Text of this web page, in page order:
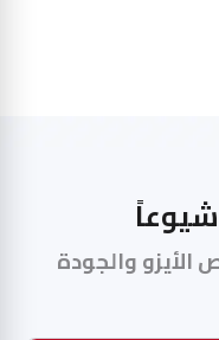
شيوعاً
والجودة